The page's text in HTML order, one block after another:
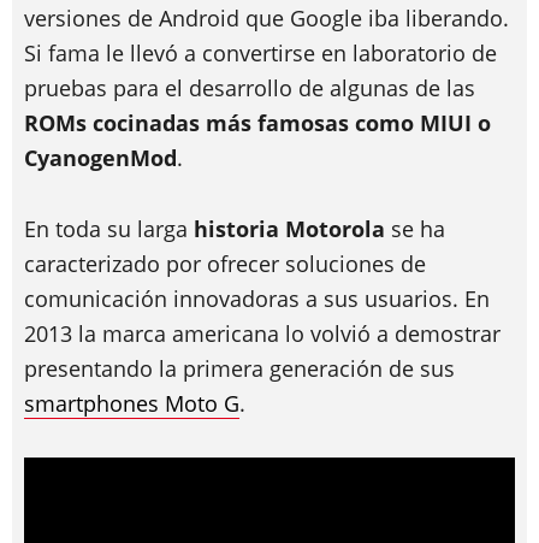
versiones de Android que Google iba liberando.
Si fama le llevó a convertirse en laboratorio de
pruebas para el desarrollo de algunas de las
ROMs cocinadas más famosas como MIUI o
CyanogenMod.
En toda su larga historia Motorola se ha
caracterizado por ofrecer soluciones de
comunicación innovadoras a sus usuarios. En
2013 la marca americana lo volvió a demostrar
presentando la primera generación de sus
smartphones Moto G.